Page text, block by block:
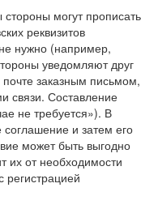
могут прописать
реквизитов
нужно (например,
уведомляют друг
заказным письмом,
связи. Составление
не требуется»). В
соглашение и затем его
может быть выгодно
их от необходимости